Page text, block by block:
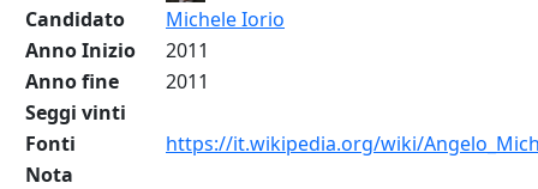
Candidato
Michele Iorio
Anno Inizio
2011
Anno fine
2011
Seggi vinti
Fonti
https://it.wikipedia.org/wiki/
Nota